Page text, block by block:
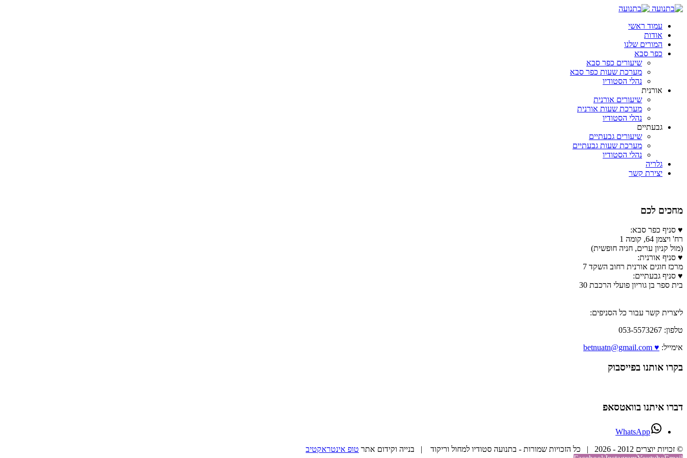
עמוד ראשי
אודות
המורים שלנו
כפר סבא
שיעורים כפר סבא
מערכת שעות כפר סבא
נהלי הסטודיו
אורנית
שיעורים אורנית
מערכת שעות אורנית
נהלי הסטודיו
גבעתיים
שיעורים גבעתיים
מערכת שעות גבעתיים
נהלי הסטודיו
גלריה
יצירת קשר
מחכים לכם
♥ סניף כפר סבא:
רח' ויצמן 64, קומה 1
(מול קניון ערים, חניה חופשית)
♥ סניף אורנית:
מרכז חוגים אורנית רחוב השקד 7
♥ סניף גבעתיים:
בית ספר בן גוריון פועלי הרכבת 30
ליצרית קשר עבור כל הסניפים:
טלפון: 053-5573267
אימייל: ♥ betnuatn@gmail.com
בקרו אותנו בפייסבוק
דברו איתנו בוואטסאפ
WhatsApp
© זכויות יוצרים 2012 -
2026 | כל הזכויות שמורות - בתנועה סטודיו למחול וריקוד | בנייה וקידום אתר
טופ אינטראקטיב